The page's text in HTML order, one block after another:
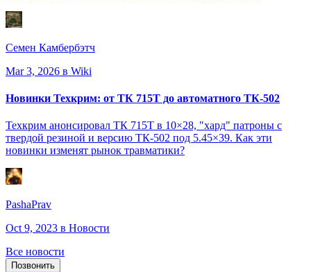
Семен Камбербэтч
Mar 3, 2026 в Wiki
Новинки Техкрим: от ТК 715Т до автоматного ТК-502
Техкрим анонсировал ТК 715Т в 10×28, "хард" патроны с
твердой резиной и версию ТК-502 под 5.45×39. Как эти
новинки изменят рынок травматики?
PashaPrav
Oct 9, 2023 в Новости
Все новости
Позвонить